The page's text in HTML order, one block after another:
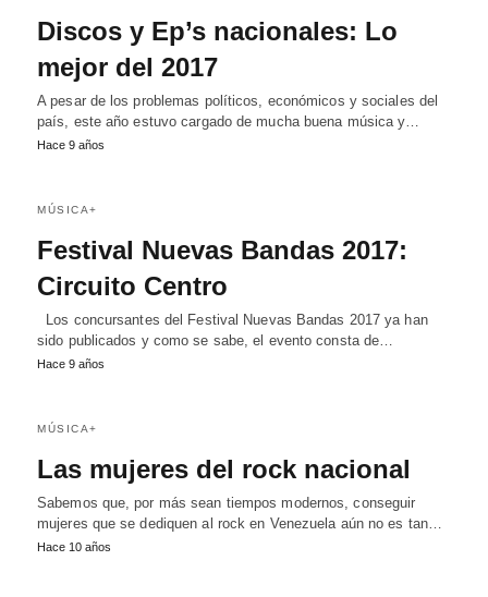
Discos y Ep’s nacionales: Lo
mejor del 2017
A pesar de los problemas políticos, económicos y sociales del
país, este año estuvo cargado de mucha buena música y…
Hace 9 años
MÚSICA+
Festival Nuevas Bandas 2017:
Circuito Centro
Los concursantes del Festival Nuevas Bandas 2017 ya han
sido publicados y como se sabe, el evento consta de…
Hace 9 años
MÚSICA+
Las mujeres del rock nacional
Sabemos que, por más sean tiempos modernos, conseguir
mujeres que se dediquen al rock en Venezuela aún no es tan…
Hace 10 años